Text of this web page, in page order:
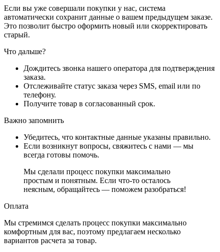
Если вы уже совершали покупки у нас, система
автоматически сохранит данные о вашем предыдущем заказе.
Это позволит быстро оформить новый или скорректировать
старый.
Что дальше?
Дождитесь звонка нашего оператора для подтверждения
заказа.
Отслеживайте статус заказа через SMS, email или по
телефону.
Получите товар в согласованный срок.
Важно запомнить
Убедитесь, что контактные данные указаны правильно.
Если возникнут вопросы, свяжитесь с нами — мы
всегда готовы помочь.
Мы сделали процесс покупки максимально
простым и понятным. Если что-то осталось
неясным, обращайтесь — поможем разобраться!
Оплата
Мы стремимся сделать процесс покупки максимально
комфортным для вас, поэтому предлагаем несколько
вариантов расчета за товар.